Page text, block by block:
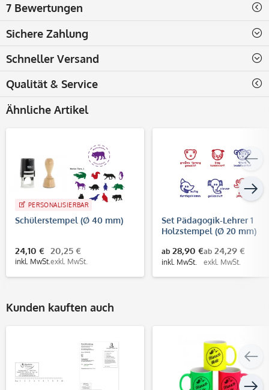
7 Bewertungen
Sichere Zahlung
Schneller Versand
Qualität & Service
Ähnliche Artikel
PERSONALISIERBAR
Schülerstempel (Ø 40 mm)
24,10 €
inkl. MwSt.
20,25 €
exkl. MwSt.
Set Pädagogik-Lehrer 1
Holzstempel (Ø 20 mm)
ab 28,90 €
inkl. MwSt.
ab 24,29 €
exkl. MwSt.
Kunden kauften auch